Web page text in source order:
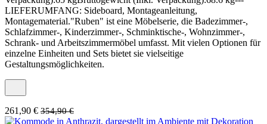
LIEFERUMFANG: Sideboard, Montageanleitung,
Montagematerial."Ruben" ist eine Möbelserie, die Badezimmer-,
Schlafzimmer-, Kinderzimmer-, Schminktische-, Wohnzimmer-,
Schrank- und Arbeitszimmermöbel umfasst. Mit vielen Optionen für
einzelne Einheiten und Sets bietet sie vielseitige
Gestaltungsmöglichkeiten.
261,90 € 354,90 €